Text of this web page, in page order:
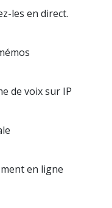
les en direct.
de voix sur IP
en ligne